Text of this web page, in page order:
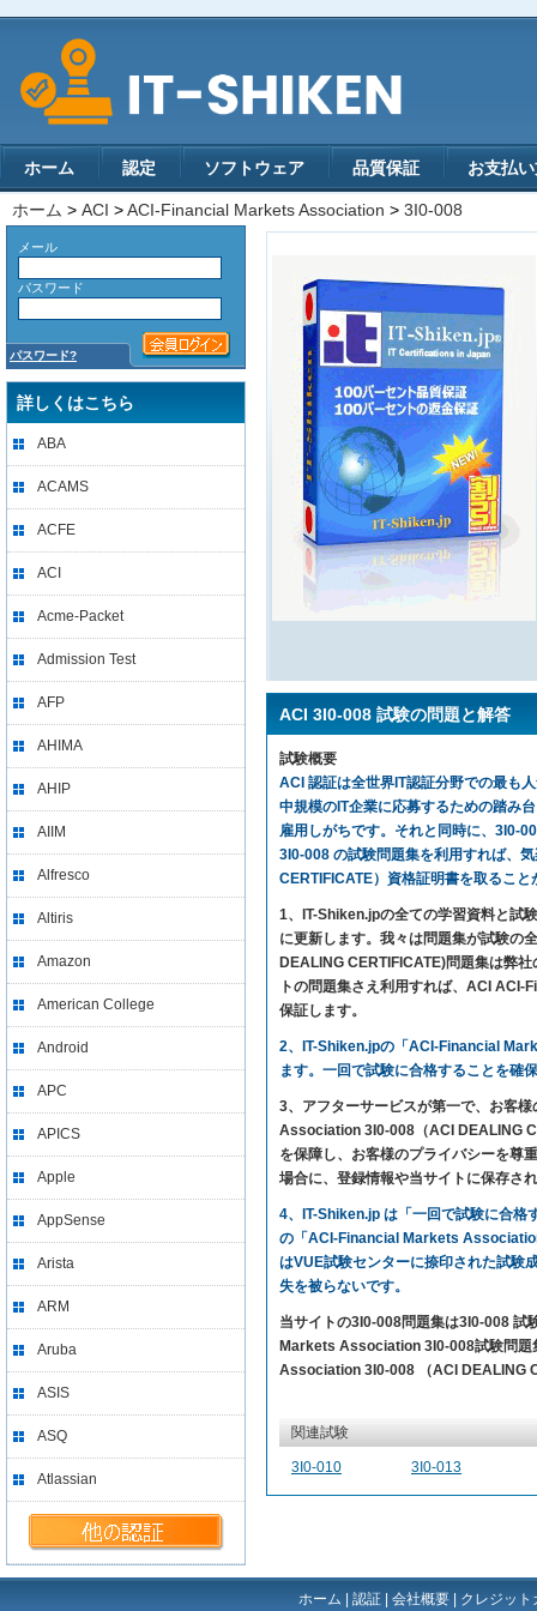
ホーム 認定 ソフトウェア 品質保証 お支払
ホーム > ACI >ACI-Financial Markets Association > 3I0-008
メール
パスワード
パスワード?
詳しくはこちら
ABA
ACAMS
ACFE
ACI
Acme-Packet
Admission Test
AFP
AHIMA
AHIP
AIIM
Alfresco
Altiris
Amazon
American College
Android
APC
APICS
Apple
AppSense
Arista
ARM
Aruba
ASIS
ASQ
Atlassian
ACI 3I0-008 試験の問題と解答
試験概要
ACI 認証は全世界IT認証分野での最も
中規模のIT企業に応募するための踏み
雇用しがちです。それと同時に、3I0-
3I0-008 の試験問題集を利用すれば、
CERTIFICATE）資格証明書を取ること
1、IT-Shiken.jpの全ての学習資料と試
に更新します。我々は問題集が試験の
DEALING CERTIFICATE)問題集は弊
トの問題集さえ利用すれば、ACI
保証します。
2、IT-Shiken.jpの「ACI-Financial
ます。一回で試験に合格することを確
3、アフターサービスが第一で、お客
Association 3I0-008（ACI DEALING
を保障し、お客様のプライバシーを尊
場合に、登録情報や当サイトに保存さ
4、IT-Shiken.jp は「一回で試験に合格
の「ACI-Financial Markets
はVUE試験センターに捺印された試験
失を被らないです。
当サイトの3I0-008問題集は3I0-008 試
Markets Association 3I0-008試験問題
Association 3I0-008 （ACI DEALING
関連試験
3I0-010 3I0-013
ホーム 認証 会社概要 クレジッ